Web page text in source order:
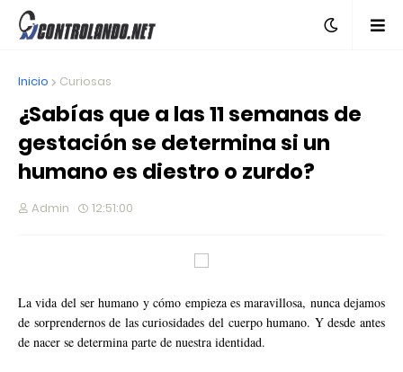
Inicio Curiosas
¿Sabías que a las 11 semanas de
gestación se determina si un
humano es diestro o zurdo?
Admin 12:51:00
La vida del ser humano y cómo empieza es maravillosa, nunca dejamos
de sorprendernos de las curiosidades del cuerpo humano. Y desde antes
de nacer se determina parte de nuestra identidad.